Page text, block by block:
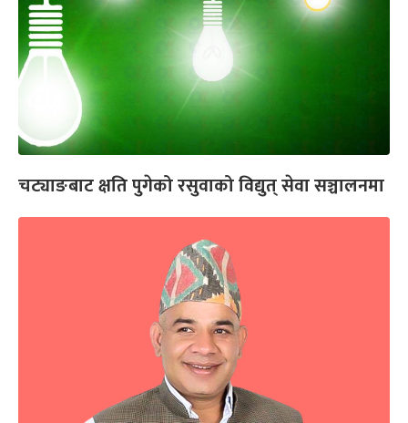
चट्याङबाट क्षति पुगेको रसुवाको विद्युत् सेवा सञ्चालनमा